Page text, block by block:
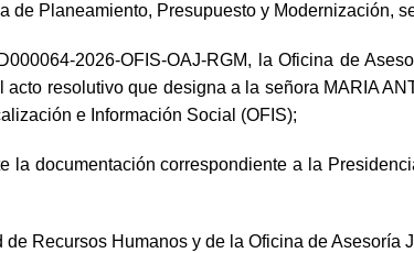
Planeamiento, Presupuesto y Modernización,
2026-OFIS-OAJ-RGM, la Oficina de
resolutivo que designa a la señora MARIA
e Información Social (OFIS);
la documentación correspondiente a la
Recursos Humanos y de la Oficina de Asesoría